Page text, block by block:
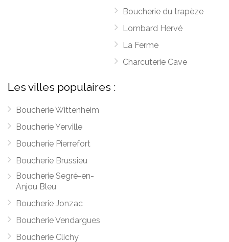
Boucherie du trapèze
Lombard Hervé
La Ferme
Charcuterie Cave
Les villes populaires :
Boucherie Wittenheim
Boucherie Yerville
Boucherie Pierrefort
Boucherie Brussieu
Boucherie Segré-en-
Anjou Bleu
Boucherie Jonzac
Boucherie Vendargues
Boucherie Clichy